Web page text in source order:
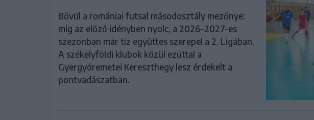
Bővül a romániai futsal másodosztály mezőnye:
míg az előző idényben nyolc, a 2026–2027-es
szezonban már tíz együttes szerepel a 2. Ligában.
A székelyföldi klubok közül ezúttal a
Gyergyóremetei Kereszthegy lesz érdekelt a
pontvadászatban.